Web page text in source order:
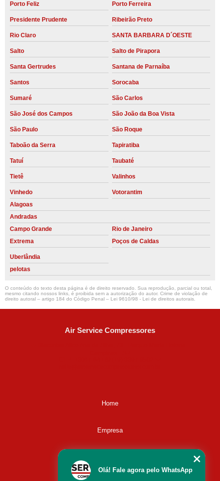
Porto Feliz Porto Ferreira
Presidente Prudente Ribeirão Preto
Rio Claro SANTA BARBARA D´OESTE
Salto Salto de Pirapora
Santa Gertrudes Santana de Parnaíba
Santos Sorocaba
Sumaré São Carlos
São José dos Campos São João da Boa Vista
São Paulo São Roque
Taboão da Serra Tapiratiba
Tatuí Taubaté
Tietê Valinhos
Vinhedo
Votorantim
Alagoas
Andradas
Campo Grande
Rio de Janeiro
Extrema
Poços de Caldas
Uberlândia
pelotas
O conteúdo do texto desta página é de direito reservado. Sua reprodução, parcial ou total,
mesmo citando nossos links, é proibida sem a autorização do autor. Crime de violação de
direito autoral – artigo 184 do Código Penal – Lei 9610/98 - Lei de direitos autorais.
Air Service Compressores
Home
Empresa
Olá! Fale agora pelo WhatsApp